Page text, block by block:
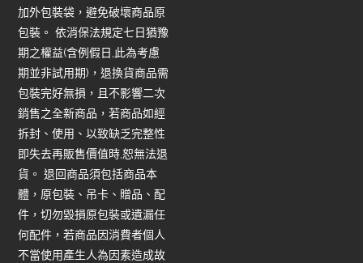
加外包裝袋，避免破壞商品原
包裝。 依消保法規定七日猶豫
期之權益(含例假日,此為考慮
期並非試用期)，退換貨商品需
包裝完好無損，且不影響二次
銷售之全新商品，若商品如經
拆封、使用、以致缺乏完整性
即失去再販售價值時,恕無法退
貨。 退回商品須包括商品本
體，原包裝、吊卡、贈品、配
件，切勿毀損原包裝或遺漏任
何配件，若商品因消費者個人
不當使用產生人為因素造成故